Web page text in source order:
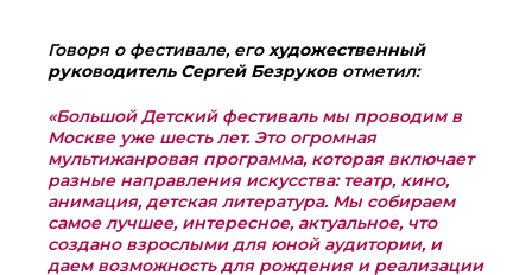
Говоря о фестивале, егохудожественный
руководитель Сергей Безруковотметил:
«Большой Детский фестиваль мы проводим в
Москве уже шесть лет. Это огромная
мультижанровая программа, которая включает
разные направления искусства: театр, кино,
анимация, детская литература. Мы собираем
самое лучшее, интересное, актуальное, что
создано взрослыми для юной аудитории, и
даем возможность для рождения и реализации